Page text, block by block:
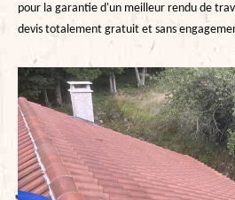
pour la garantie d'un meilleur rendu de
devis totalement gratuit et sans